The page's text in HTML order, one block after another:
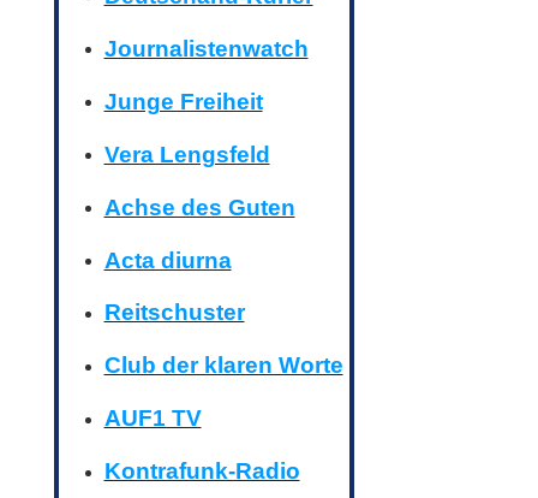
Journalistenwatch
Junge Freiheit
Vera Lengsfeld
Achse des Guten
Acta diurna
Reitschuster
Club der klaren Worte
AUF1 TV
Kontrafunk-Radio